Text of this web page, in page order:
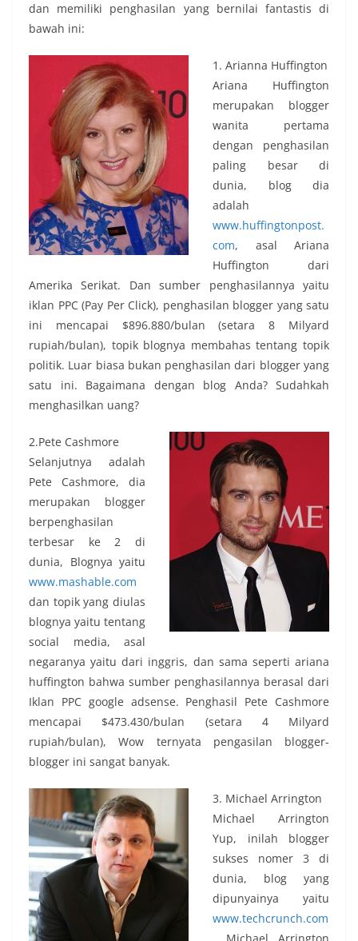
dan memiliki penghasilan yang bernilai fantastis di
bawah ini:
1. Arianna Huffington
Ariana Huffington
merupakan blogger
wanita pertama
dengan penghasilan
paling besar di
dunia, blog dia
adalah
www.huffingtonpost.
com, asal Ariana
Huffington dari
Amerika Serikat. Dan sumber penghasilannya yaitu
iklan PPC (Pay Per Click), penghasilan blogger yang satu
ini mencapai $896.880/bulan (setara 8 Milyard
rupiah/bulan), topik blognya membahas tentang topik
politik. Luar biasa bukan penghasilan dari blogger yang
satu ini. Bagaimana dengan blog Anda? Sudahkah
menghasilkan uang?
2.Pete Cashmore
Selanjutnya adalah
Pete Cashmore, dia
merupakan blogger
berpenghasilan
terbesar ke 2 di
dunia, Blognya yaitu
www.mashable.com
dan topik yang diulas
blognya yaitu tentang
social media, asal
negaranya yaitu dari inggris, dan sama seperti ariana
huffington bahwa sumber penghasilannya berasal dari
Iklan PPC google adsense. Penghasil Pete Cashmore
mencapai $473.430/bulan (setara 4 Milyard
rupiah/bulan), Wow ternyata pengasilan blogger-
blogger ini sangat banyak.
3. Michael Arrington
Michael Arrington
Yup, inilah blogger
sukses nomer 3 di
dunia, blog yang
dipunyainya yaitu
www.techcrunch.com